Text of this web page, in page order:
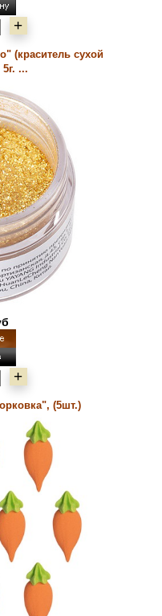
+
(краситель сухой
...
+
(5шт.)